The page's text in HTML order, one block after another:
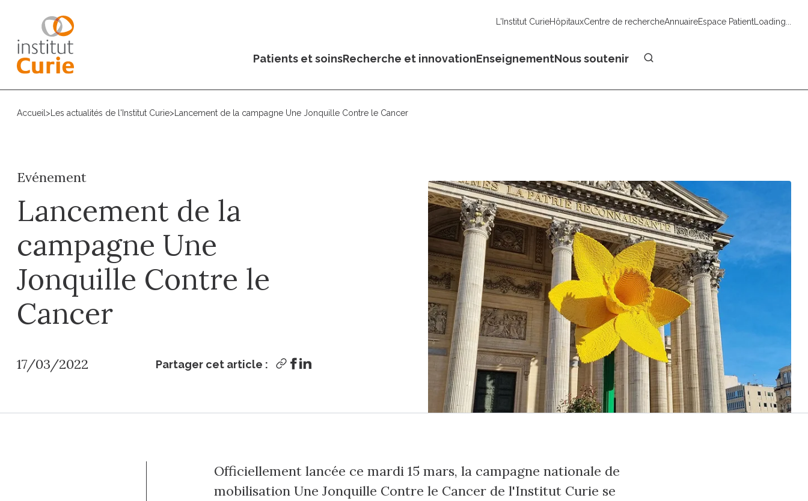
L'Institut CurieHôpitauxCentre de rechercheAnnuaireEspace PatientLoading...
Patients et soinsRecherche et innovationEnseignementNous soutenir
Accueil > Les actualités de l'Institut Curie> Lancement de la campagne Une Jonquille Contre le Cancer
Evénement
Lancement de la
campagne Une
Jonquille Contre le
Cancer
17/03/2022 Partager cet article :
Officiellement lancée ce mardi 15 mars, la campagne nationale de
mobilisation Une Jonquille Contre le Cancer de l'Institut Curie se